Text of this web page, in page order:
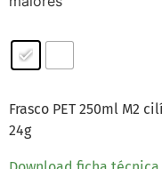
Frasco PET 250ml M2
24g